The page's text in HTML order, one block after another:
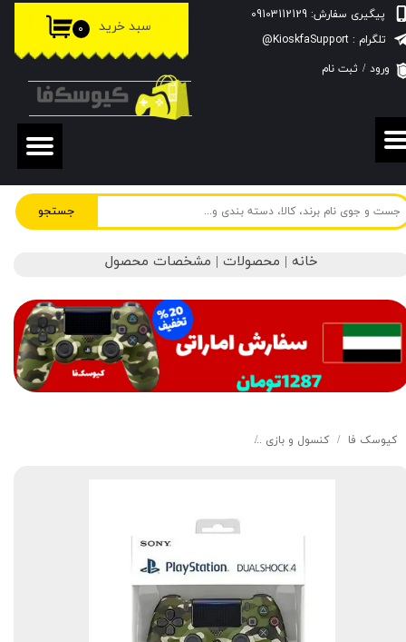
جستجو
پیگیری سفارش: 09103112129
۰ سبد خرید
ورود / ثبت نام
حساب کاربری من
تغییر گذر واژه
سفارشات
خروج از حساب کاربری
تلگرام : KioskfaSupport@
خانه | محصولات | مشخصات محصول
کیوسک‌ فا کنسول و بازی